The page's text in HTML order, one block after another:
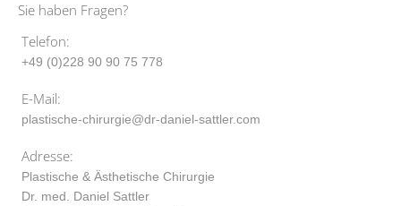
Sie haben Fragen?
Telefon:
+49 (0)228 90 90 75 778
E-Mail:
plastische-chirurgie@dr-daniel-sattler.com
Adresse:
Plastische & Ästhetische Chirurgie
Dr. med. Daniel Sattler